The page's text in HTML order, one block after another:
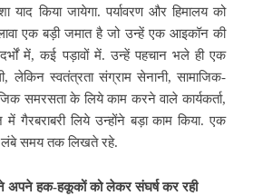
यादकिया जायेगा. पर्यावरण और हिमालय को
एक बड़ी जमात है जो उन्हें एक आइकॉन की
में, कई पड़ावों में. उन्हें पहचान भले ही एक
लेकिन स्वतंत्रता संग्राम सेनानी, सामाजिक-
समरसता के लिये काम करने वाले कार्यकर्ता,
गैरबराबरी लिये उन्होंने बड़ा काम किया. एक
समय तक लिखते रहे.
अपने हक-हकूकों को लेकर संघर्ष कर रही